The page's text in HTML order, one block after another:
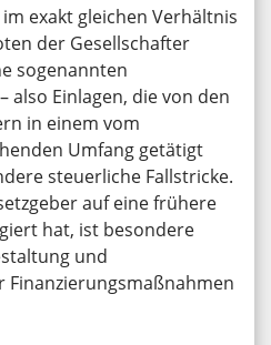
exakt gleichen Verhältnis
der Gesellschafter
sogenannten
also Einlagen, die von den
in einem vom
Umfang getätigt
steuerliche Fallstricke.
auf eine frühere
hat, ist besondere
und